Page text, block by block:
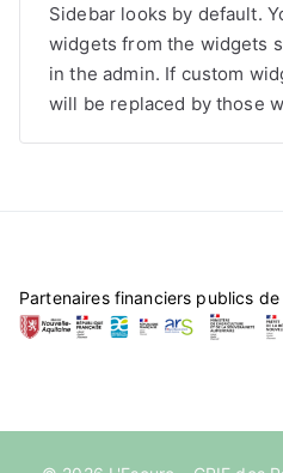
Sidebar looks by default.
widgets from the widgets
in the admin. If custom
will be replaced by those
Partenaires financiers publics